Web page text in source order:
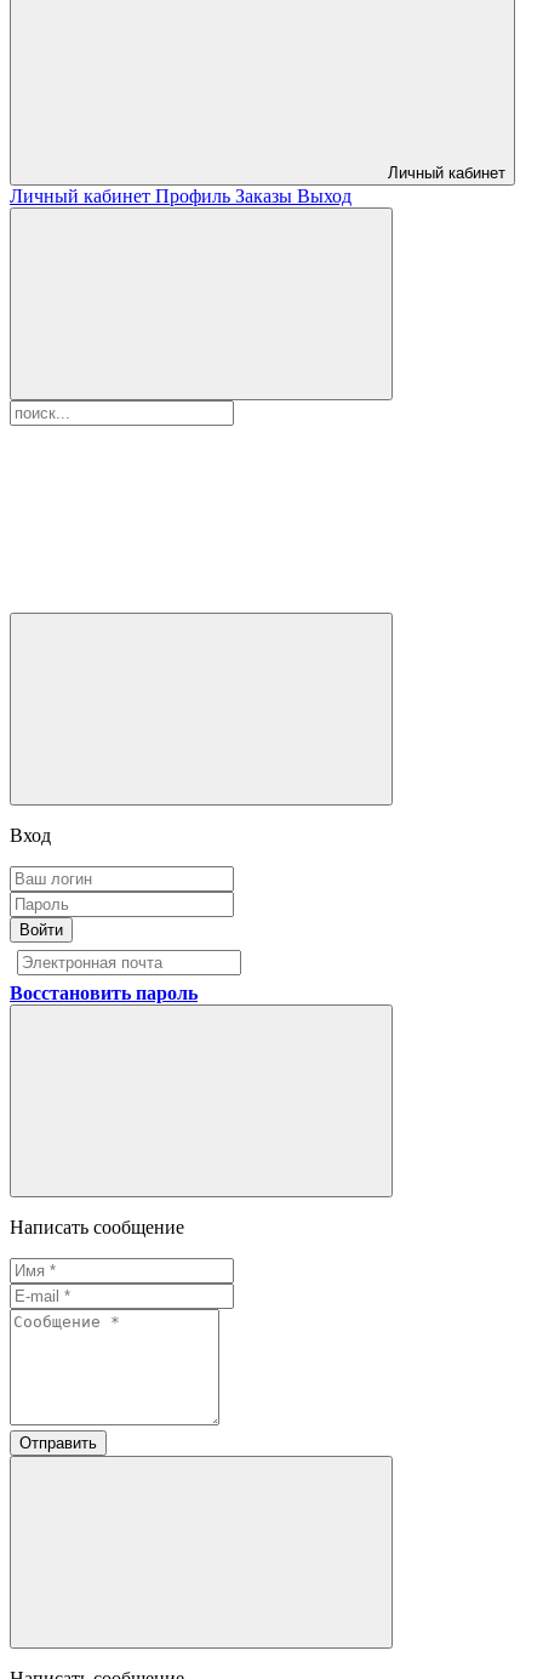
Личный кабинет
Личный кабинет Профиль Заказы Выход
Вход
Войти
Восстановить пароль
Написать сообщение
Отправить